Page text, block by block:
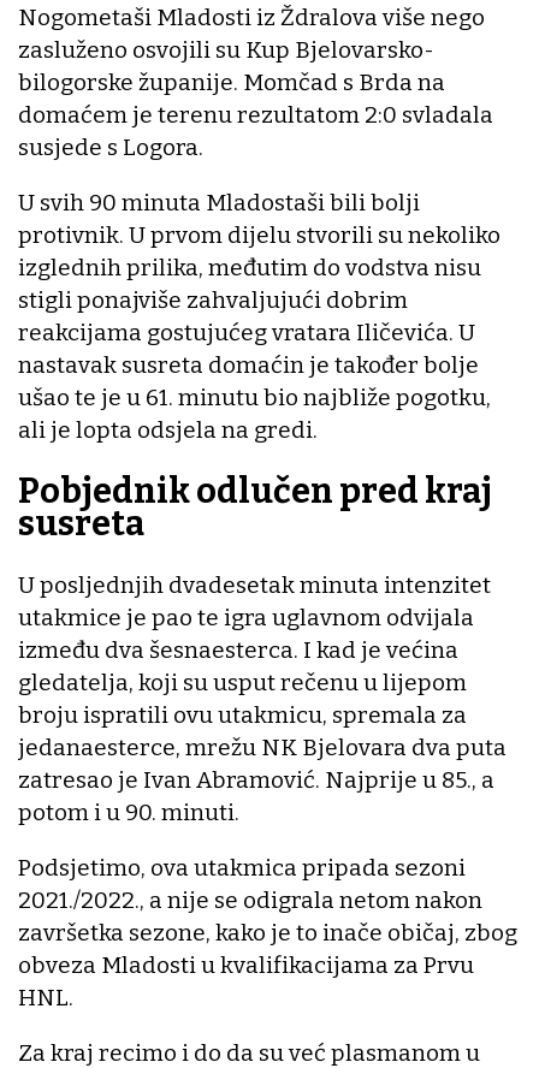
Nogometaši Mladosti iz Ždralova više nego
zasluženo osvojili su Kup Bjelovarsko-
bilogorske županije. Momčad s Brda na
domaćem je terenu rezultatom 2:0 svladala
susjede s Logora.
U svih 90 minuta Mladostaši bili bolji
protivnik. U prvom dijelu stvorili su nekoliko
izglednih prilika, međutim do vodstva nisu
stigli ponajviše zahvaljujući dobrim
reakcijama gostujućeg vratara Iličevića. U
nastavak susreta domaćin je također bolje
ušao te je u 61. minutu bio najbliže pogotku,
ali je lopta odsjela na gredi.
Pobjednik odlučen pred kraj
susreta
U posljednjih dvadesetak minuta intenzitet
utakmice je pao te igra uglavnom odvijala
između dva šesnaesterca. I kad je većina
gledatelja, koji su usput rečenu u lijepom
broju ispratili ovu utakmicu, spremala za
jedanaesterce, mrežu NK Bjelovara dva puta
zatresao je Ivan Abramović. Najprije u 85., a
potom i u 90. minuti.
Podsjetimo, ova utakmica pripada sezoni
2021./2022., a nije se odigrala netom nakon
završetka sezone, kako je to inače običaj, zbog
obveza Mladosti u kvalifikacijama za Prvu
HNL.
Za kraj recimo i do da su već plasmanom u